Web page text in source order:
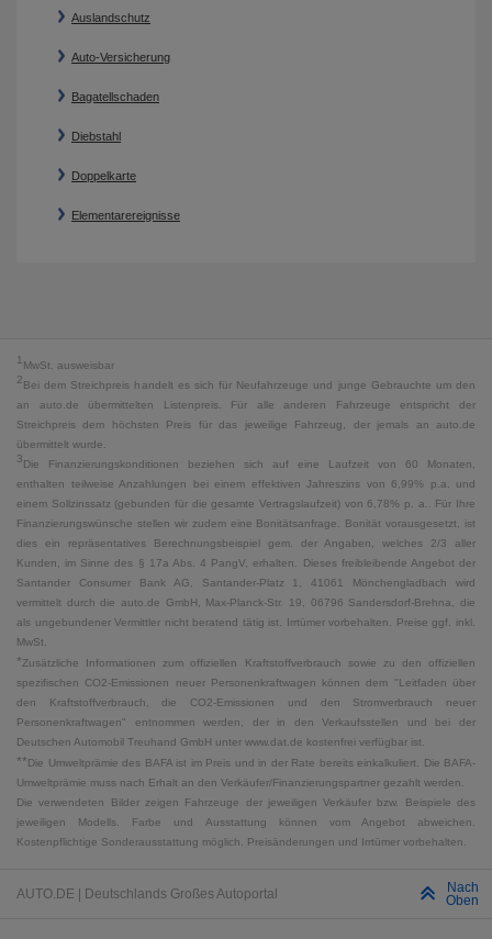
Auslandschutz
Auto-Versicherung
Bagatellschaden
Diebstahl
Doppelkarte
Elementarereignisse
1 MwSt. ausweisbar
2Bei dem Streichpreis handelt es sich für Neufahrzeuge und junge Gebrauchte um den
an auto.de übermittelten Listenpreis. Für alle anderen Fahrzeuge entspricht der
Streichpreis dem höchsten Preis für das jeweilige Fahrzeug, der jemals an auto.de
übermittelt wurde.
3Die Finanzierungskonditionen beziehen sich auf eine Laufzeit von 60 Monaten,
enthalten teilweise Anzahlungen bei einem effektiven Jahreszins von 6,99% p.a. und
einem Sollzinssatz (gebunden für die gesamte Vertragslaufzeit) von 6,78% p. a.. Für Ihre
Finanzierungswünsche stellen wir zudem eine Bonitätsanfrage. Bonität vorausgesetzt, ist
dies ein repräsentatives Berechnungsbeispiel gem. der Angaben, welches 2/3 aller
Kunden, im Sinne des § 17a Abs. 4 PangV, erhalten. Dieses freibleibende Angebot der
Santander Consumer Bank AG, Santander-Platz 1, 41061 Mönchengladbach wird
vermittelt durch die auto.de GmbH, Max-Planck-Str. 19, 06796 Sandersdorf-Brehna, die
als ungebundener Vermittler nicht beratend tätig ist. Irrtümer vorbehalten. Preise ggf. inkl.
MwSt.
*Zusätzliche Informationen zum offiziellen Kraftstoffverbrauch sowie zu den offiziellen
spezifischen CO2-Emissionen neuer Personenkraftwagen können dem "Leitfaden über
den Kraftstoffverbrauch, die CO2-Emissionen und den Stromverbrauch neuer
Personenkraftwagen" entnommen werden, der in den Verkaufsstellen und bei der
Deutschen Automobil Treuhand GmbH unter www.dat.de kostenfrei verfügbar ist.
**Die Umweltprämie des BAFA ist im Preis und in der Rate bereits einkalkuliert. Die BAFA-
Umweltprämie muss nach Erhalt an den Verkäufer/Finanzierungspartner gezahlt werden.
Die verwendeten Bilder zeigen Fahrzeuge der jeweiligen Verkäufer bzw. Beispiele des
jeweiligen Modells. Farbe und Ausstattung können vom Angebot abweichen.
Kostenpflichtige Sonderausstattung möglich. Preisänderungen und Irrtümer vorbehalten.
AUTO.DE | Deutschlands Großes Autoportal
Nach
Oben